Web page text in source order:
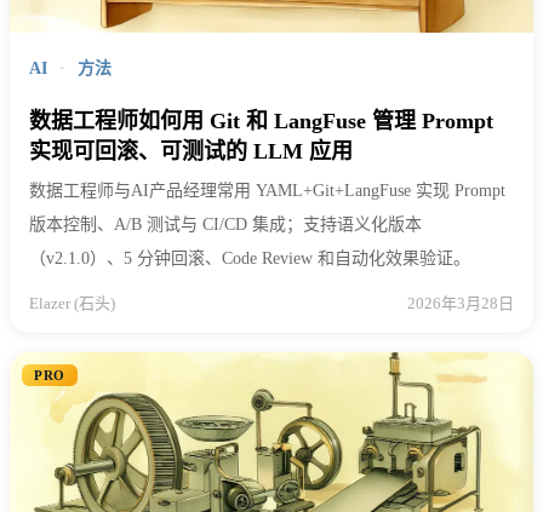
AI · 方法
数据工程师如何用 Git 和 LangFuse 管理 Prompt
实现可回滚、可测试的 LLM 应用
数据工程师与AI产品经理常用 YAML+Git+LangFuse 实现 Prompt
版本控制、A/B 测试与 CI/CD 集成；支持语义化版本
（v2.1.0）、5 分钟回滚、Code Review 和自动化效果验证。
Elazer (石头) 2026年3月28日
PRO